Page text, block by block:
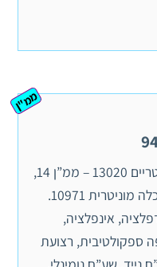
ממ"ן
כלכלה בין לאומית – היבטים מוניטריים 13020 – ממ”ן 14,
ציון 94 – כולל הערות המנחה. כלכלה מוניטרית 10971.
אינפלציה,
ספקולטיבית, רצועת